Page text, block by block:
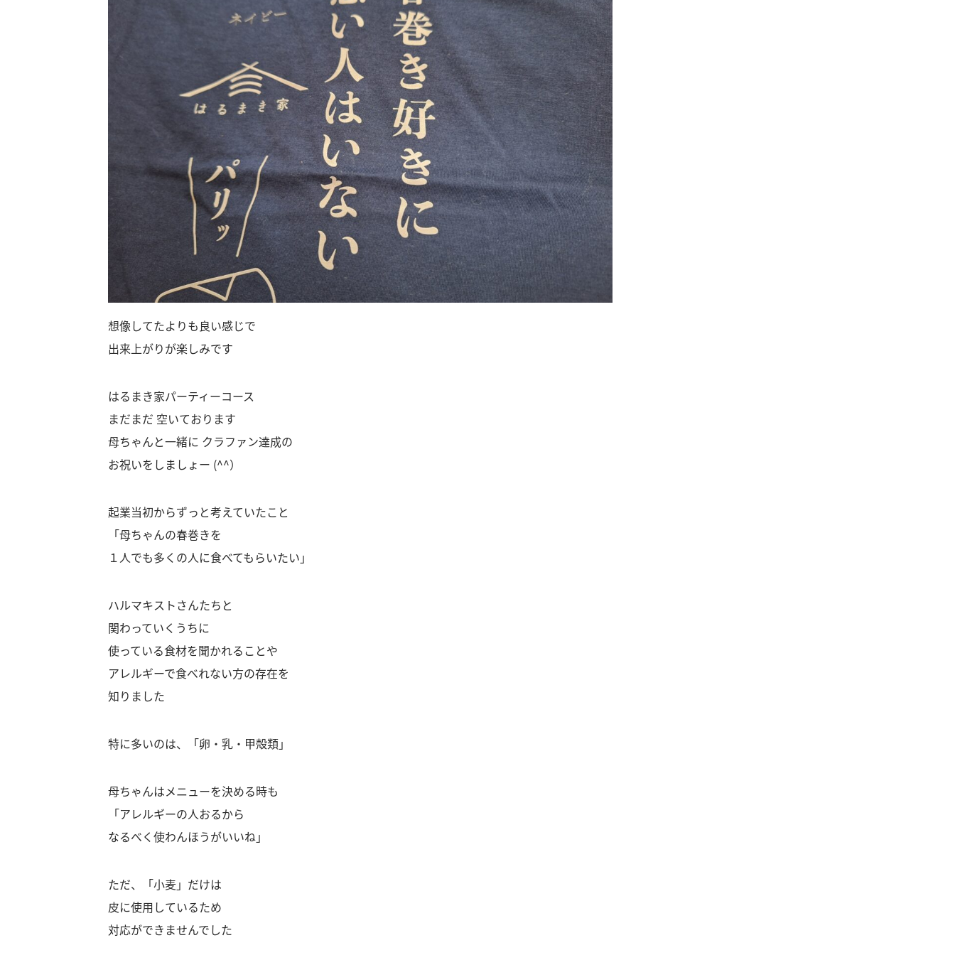
想像してたよりも良い感じで
出来上がりが楽しみです
はるまき家パーティーコース
まだまだ 空いております
母ちゃんと一緒に クラファン達成の
お祝いをしましょー (^^）
起業当初からずっと考えていたこと
「母ちゃんの春巻きを
１人でも多くの人に食べてもらいたい」
ハルマキストさんたちと
関わっていくうちに
使っている食材を聞かれることや
アレルギーで食べれない方の存在を
知りました
特に多いのは、「卵・乳・甲殻類」
母ちゃんはメニューを決める時も
「アレルギーの人おるから
なるべく使わんほうがいいね」
ただ、「小麦」だけは
皮に使用しているため
対応ができませんでした